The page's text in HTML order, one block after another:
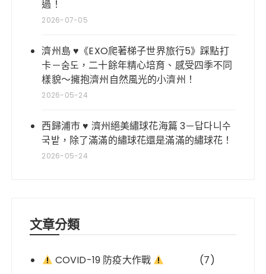
過！
2026-07-05
濟州島 ♥《EXO爬著梯子世界旅行5》踩點打
卡－숨도，二十餘年精心培育、感受四季不同
樣貌～擁抱濟州自然風光的小濟州！
2026-05-24
西歸浦市 ♥ 濟州絕美繡球花海篇 3－답다니수
국밭，除了滿滿的繡球花還是滿滿的繡球花！
2026-05-24
文章分類
COVID-19 防疫大作戰 (7)